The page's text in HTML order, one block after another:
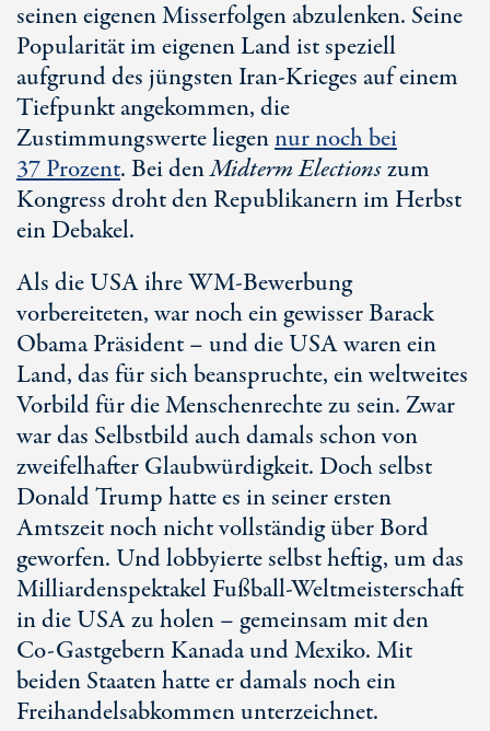
seinen eigenen Misserfolgen abzulenken. Seine
Popularität im eigenen Land ist speziell
aufgrund des jüngsten Iran-Krieges auf einem
Tiefpunkt angekommen, die
Zustimmungswerte liegennur noch bei
37 Prozent. Bei denMidterm Electionszum
Kongress droht den Republikanern im Herbst
ein Debakel.
Als die USA ihre WM-Bewerbung
vorbereiteten, war noch ein gewisser Barack
Obama Präsident – und die USA waren ein
Land, das für sich beanspruchte, ein weltweites
Vorbild für die Menschenrechte zu sein. Zwar
war das Selbstbild auch damals schon von
zweifelhafter Glaubwürdigkeit. Doch selbst
Donald Trump hatte es in seiner ersten
Amtszeit noch nicht vollständig über Bord
geworfen. Und lobbyierte selbst heftig, um das
Milliardenspektakel Fußball-Weltmeisterschaft
in die USA zu holen – gemeinsam mit den
Co-Gastgebern Kanada und Mexiko. Mit
beiden Staaten hatte er damals noch ein
Freihandelsabkommen unterzeichnet.